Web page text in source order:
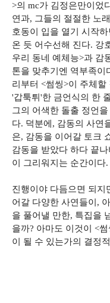
>의 mc가 김정은만이었
연과, 그들의 절절한 노
호동이 입을 열기 시작
온 듯 어수선해 진다. 강
우리 동네 예체능>과 감
톤을 맞추기엔 역부족이
리부터 <썸씽>이 주체
'갑툭튀'한 금언식의 한
그의 어색한 돌출 정언
다. 덕분에, 감동의 사연
은, 감동을 이어갈 토크
감동을 받았다 하다 끝
이 그리워지는 순간이다.
진행이야 다듬으면 되지
어갈 다양한 사연들이,
을 풀어낼 만한, 특집을
을까? 아마도 이것이 <
이 될 수 있는가의 결정